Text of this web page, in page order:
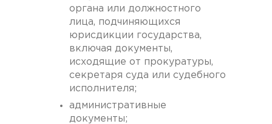
органа или должностного
лица, подчиняющихся
юрисдикции государства,
включая документы,
исходящие от прокуратуры,
секретаря суда или судебного
исполнителя;
административные
документы;